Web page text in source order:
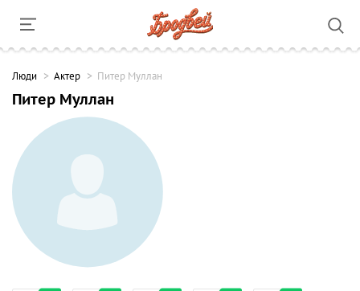
Люди Актер Питер Муллан
Питер Муллан